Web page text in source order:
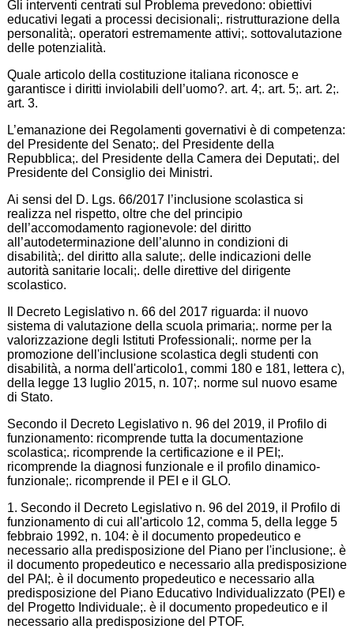
Gli interventi centrati sul Problema prevedono: obiettivi
educativi legati a processi decisionali;. ristrutturazione della
personalità;. operatori estremamente attivi;. sottovalutazione
delle potenzialità.
Quale articolo della costituzione italiana riconosce e
garantisce i diritti inviolabili dell’uomo?. art. 4;. art. 5;. art. 2;.
art. 3.
L’emanazione dei Regolamenti governativi è di competenza:
del Presidente del Senato;. del Presidente della
Repubblica;. del Presidente della Camera dei Deputati;. del
Presidente del Consiglio dei Ministri.
Ai sensi del D. Lgs. 66/2017 l’inclusione scolastica si
realizza nel rispetto, oltre che del principio
dell’accomodamento ragionevole: del diritto
all’autodeterminazione dell’alunno in condizioni di
disabilità;. del diritto alla salute;. delle indicazioni delle
autorità sanitarie locali;. delle direttive del dirigente
scolastico.
Il Decreto Legislativo n. 66 del 2017 riguarda: il nuovo
sistema di valutazione della scuola primaria;. norme per la
valorizzazione degli Istituti Professionali;. norme per la
promozione dell'inclusione scolastica degli studenti con
disabilità, a norma dell'articolo1, commi 180 e 181, lettera c),
della legge 13 luglio 2015, n. 107;. norme sul nuovo esame
di Stato.
Secondo il Decreto Legislativo n. 96 del 2019, il Profilo di
funzionamento: ricomprende tutta la documentazione
scolastica;. ricomprende la certificazione e il PEI;.
ricomprende la diagnosi funzionale e il profilo dinamico-
funzionale;. ricomprende il PEI e il GLO.
1. Secondo il Decreto Legislativo n. 96 del 2019, il Profilo di
funzionamento di cui all'articolo 12, comma 5, della legge 5
febbraio 1992, n. 104: è il documento propedeutico e
necessario alla predisposizione del Piano per l'inclusione;. è
il documento propedeutico e necessario alla predisposizione
del PAI;. è il documento propedeutico e necessario alla
predisposizione del Piano Educativo Individualizzato (PEI) e
del Progetto Individuale;. è il documento propedeutico e il
necessario alla predisposizione del PTOF.